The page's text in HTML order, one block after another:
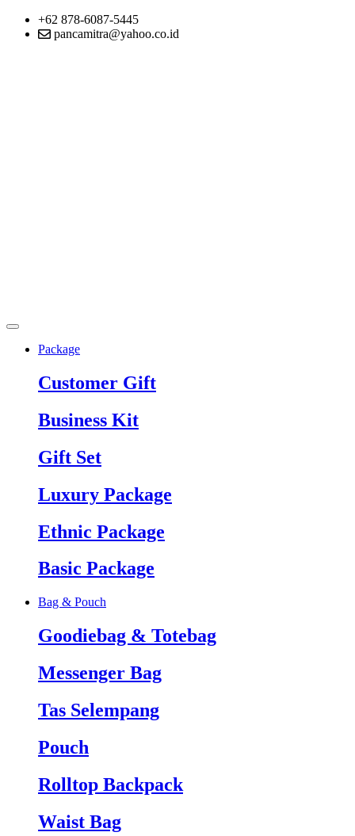
+62 878-6087-5445
pancamitra@yahoo.co.id
Package
Customer Gift
Business Kit
Gift Set
Luxury Package
Ethnic Package
Basic Package
Bag & Pouch
Goodiebag & Totebag
Messenger Bag
Tas Selempang
Pouch
Rolltop Backpack
Waist Bag